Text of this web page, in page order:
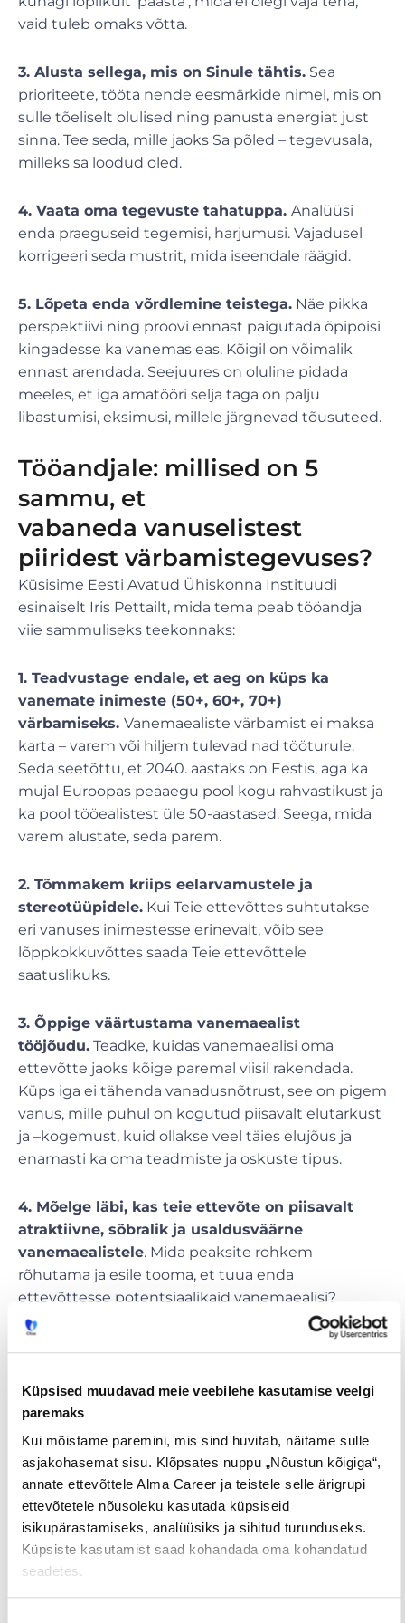
Küpsised muudavad meie veebilehe kasutamise veelgi
paremaks
Kui mõistame paremini, mis sind huvitab, näitame sulle
asjakohasemat sisu. Klõpsates nuppu „Nõustun kõigiga“,
annate ettevõttele Alma Career ja teistele selle ärigrupi
ettevõtetele nõusoleku kasutada küpsiseid
isikupärastamiseks, analüüsiks ja sihitud turunduseks.
Küpsiste kasutamist saad kohandada oma kohandatud
seadetes.
vaid tuleb omaks võtta.
3. Alusta sellega, mis on Sinule tähtis. Sea
prioriteete, tööta nende eesmärkide nimel, mis on
sulle tõeliselt olulised ning panusta energiat just
sinna. Tee seda, mille jaoks Sa põled – tegevusala,
milleks sa loodud oled.
4. Vaata oma tegevuste tahatuppa. Analüüsi
enda praeguseid tegemisi, harjumusi. Vajadusel
korrigeeri seda mustrit, mida iseendale räägid.
5. Lõpeta enda võrdlemine teistega. Näe pikka
perspektiivi ning proovi ennast paigutada õpipoisi
kingadesse ka vanemas eas. Kõigil on võimalik
ennast arendada. Seejuures on oluline pidada
meeles, et iga amatööri selja taga on palju
libastumisi, eksimusi, millele järgnevad tõusuteed.
Tööandjale: millised on 5
sammu, et
vabaneda vanuselistest
piiridest värbamistegevuses?
Küsisime Eesti Avatud Ühiskonna Instituudi
esinaiselt Iris Pettailt, mida tema peab tööandja
viie sammuliseks teekonnaks:
1. Teadvustage endale, et aeg on küps ka
vanemate inimeste (50+, 60+, 70+)
värbamiseks. Vanemaealiste värbamist ei maksa
karta – varem või hiljem tulevad nad tööturule.
Seda seetõttu, et 2040. aastaks on Eestis, aga ka
mujal Euroopas peaaegu pool kogu rahvastikust ja
ka pool tööealistest üle 50-aastased. Seega, mida
varem alustate, seda parem.
2. Tõmmakem kriips eelarvamustele ja
stereotüüpidele. Kui Teie ettevõttes suhtutakse
eri vanuses inimestesse erinevalt, võib see
lõppkokkuvõttes saada Teie ettevõttele
saatuslikuks.
3. Õppige väärtustama vanemaealist
tööjõudu. Teadke, kuidas vanemaealisi oma
ettevõtte jaoks kõige paremal viisil rakendada.
Küps iga ei tähenda vanadusnõtrust, see on pigem
vanus, mille puhul on kogutud piisavalt elutarkust
ja –kogemust, kuid ollakse veel täies elujõus ja
enamasti ka oma teadmiste ja oskuste tipus.
4. Mõelge läbi, kas teie ettevõte on piisavalt
atraktiivne, sõbralik ja usaldusväärne
vanemaealistele. Mida peaksite rohkem
rõhutama ja esile tooma, et tuua enda
ettevõttesse potentsiaalikaid vanemaealisi?
5. Nähke vanemaealistes uut võimalust oma
unsutage pakkuda vanemaealistele ka
enesetäiendamise, arengu- ja karjäärivõimalusi.